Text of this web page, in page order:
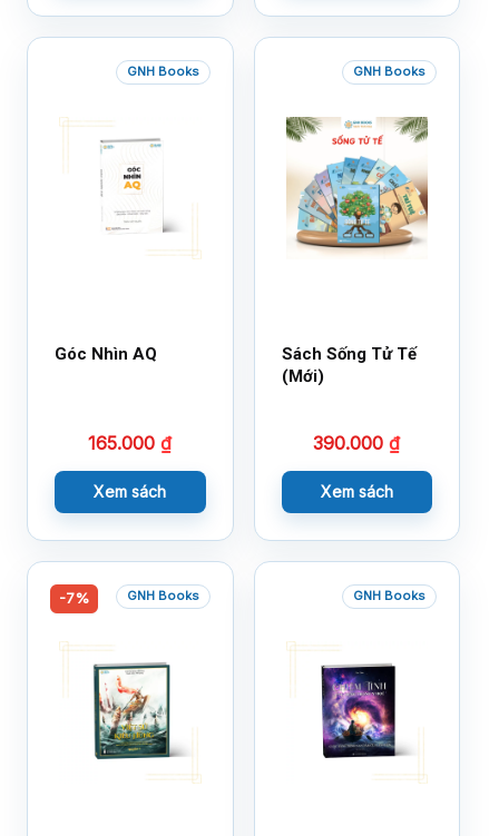
GNH Books
Góc Nhìn AQ
165.000₫
Xem sách
GNH Books
Sách Sống Tử Tế
(Mới)
390.000₫
Xem sách
-7% GNH Books GNH Books